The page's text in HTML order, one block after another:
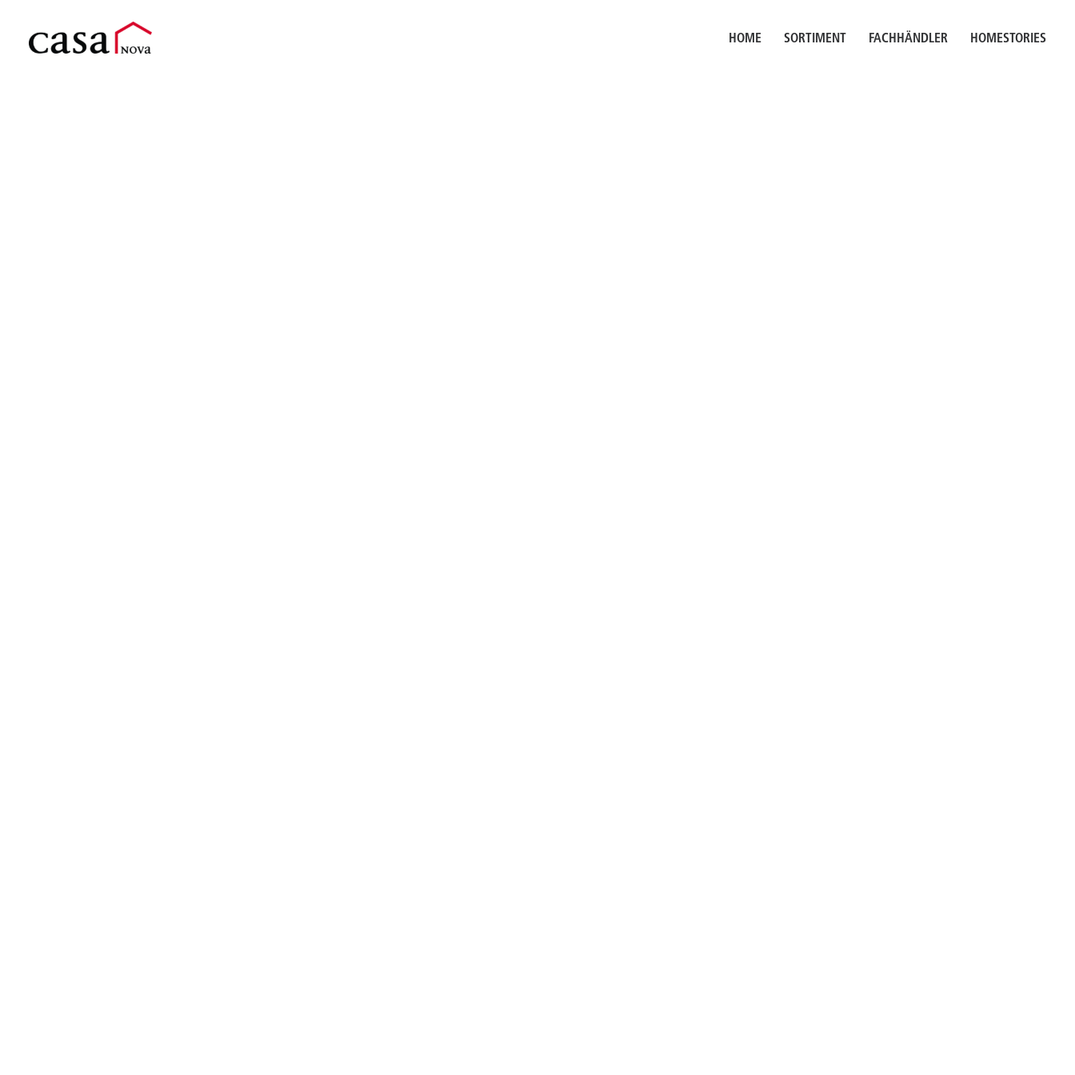
HOME SORTIMENT FACHHÄNDLER HOMESTORIES